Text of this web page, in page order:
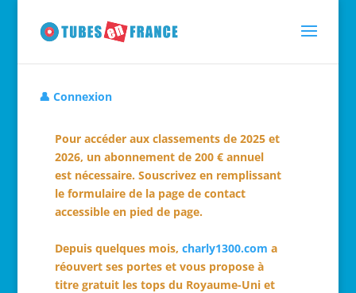
👤 Connexion
Pour accéder aux classements de 2025 et
2026, un abonnement de 200 € annuel
est nécessaire. Souscrivez en remplissant
le formulaire de la page de contact
accessible en pied de page.
Depuis quelques mois, charly1300.com a
réouvert ses portes et vous propose à
titre gratuit les tops du Royaume-Uni et